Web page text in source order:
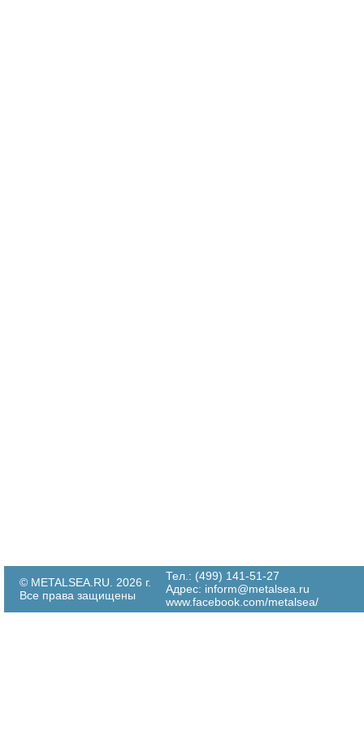
© METALSEA.RU. 2026 г.
Все права защищены
Тел.: (499) 141-51-27
Адрес: inform@metalsea.ru
www.facebook.com/metalsea/